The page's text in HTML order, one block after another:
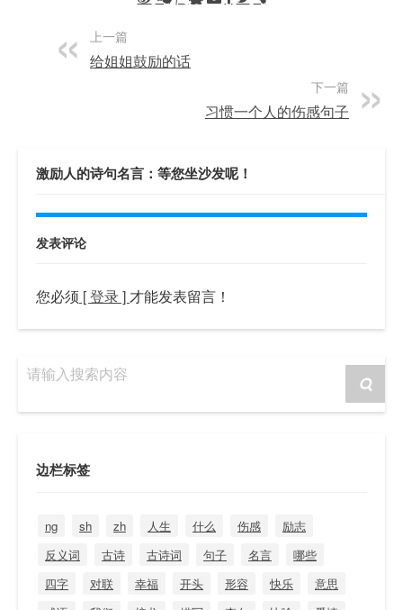
上一篇
给姐姐鼓励的话
下一篇
习惯一个人的伤感句子
激励人的诗句名言：等您坐沙发呢！
发表评论
您必须 [ 登录 ] 才能发表留言！
请输入搜索内容
边栏标签
ng sh zh 人生 什么 伤感
励志
反义词
古诗 古诗词 句子 名言
哪些
四字
对联 幸福 开头 形容 快乐
意思